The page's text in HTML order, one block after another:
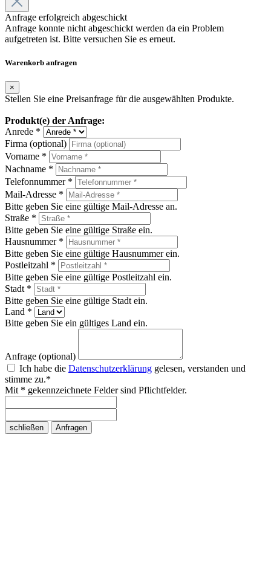
Anfrage erfolgreich abgeschickt
Anfrage konnte nicht abgeschickt werden da ein Problem
aufgetreten ist. Bitte versuchen Sie es erneut.
Warenkorb anfragen
×
Stellen Sie eine Preisanfrage für die ausgewählten Produkte.
Produkt(e) der Anfrage:
Anrede *
Firma (optional)
Vorname *
Nachname *
Telefonnummer *
Mail-Adresse *
Bitte geben Sie eine gültige Mail-Adresse an.
Straße *
Bitte geben Sie eine gültige Straße ein.
Hausnummer *
Bitte geben Sie eine gültige Hausnummer ein.
Postleitzahl *
Bitte geben Sie eine gültige Postleitzahl ein.
Stadt *
Bitte geben Sie eine gültige Stadt ein.
Land *
Bitte geben Sie ein gültiges Land ein.
Anfrage (optional)
Ich habe die Datenschutzerklärung gelesen, verstanden und
stimme zu.*
Mit * gekennzeichnete Felder sind Pflichtfelder.
schließen Anfragen